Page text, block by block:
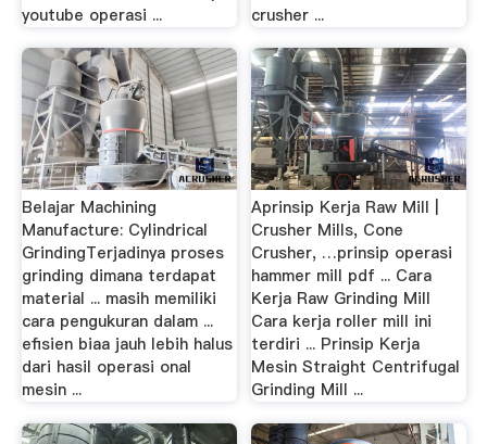
youtube operasi ...
crusher ...
Belajar Machining
Manufacture: Cylindrical
GrindingTerjadinya proses
grinding dimana terdapat
material ... masih memiliki
cara pengukuran dalam ...
efisien biaa jauh lebih halus
dari hasil operasi onal
mesin ...
Aprinsip Kerja Raw Mill |
Crusher Mills, Cone
Crusher, …prinsip operasi
hammer mill pdf ... Cara
Kerja Raw Grinding Mill
Cara kerja roller mill ini
terdiri ... Prinsip Kerja
Mesin Straight Centrifugal
Grinding Mill ...